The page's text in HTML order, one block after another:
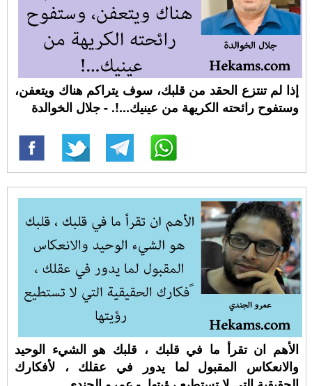
إذا لم تنتزع الحقد من قلبك، سوف يتراكم هناك ويتعفن،
وستفوح رائحته الكريهة من عينيك...!. - جلال الخوالدة
الأهم ان تقرأ ما في قلبك ، قلبك هو الشيء الوحيد
والانعكاس المقبول لما يدور في عقلك ، ﻷفكارك